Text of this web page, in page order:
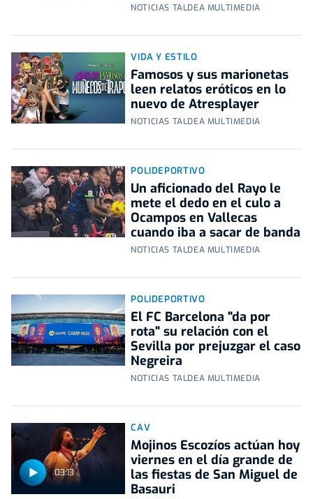
NOTICIAS TALDEA MULTIMEDIA
VIDA Y ESTILO
Famosos y sus marionetas
leen relatos eróticos en lo
nuevo de Atresplayer
NOTICIAS TALDEA MULTIMEDIA
POLIDEPORTIVO
Un aficionado del Rayo le
mete el dedo en el culo a
Ocampos en Vallecas
cuando iba a sacar de banda
NOTICIAS TALDEA MULTIMEDIA
POLIDEPORTIVO
El FC Barcelona "da por
rota" su relación con el
Sevilla por prejuzgar el caso
Negreira
NOTICIAS TALDEA MULTIMEDIA
03:13
CAV
Mojinos Escozíos actúan hoy
viernes en el día grande de
las fiestas de San Miguel de
Basauri